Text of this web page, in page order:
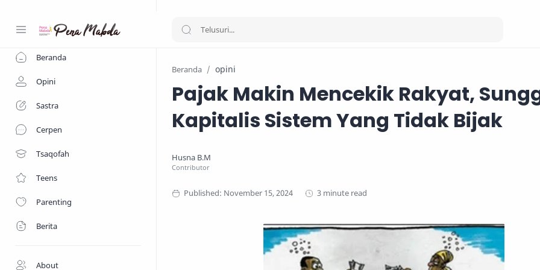
Beranda
Opini
Sastra
Cerpen
Tsaqofah
Teens
Parenting
Berita
About
Beranda opini
Pajak Makin Mencekik Rakyat,
Kapitalis Sistem Yang Tidak Bijak
3 minute read